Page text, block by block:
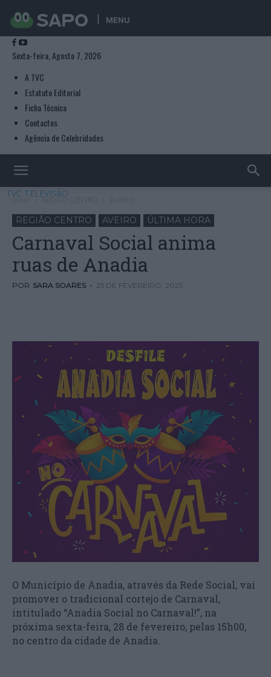
MENU
Sexta-feira, Agosto 7, 2026
A TVC
Estatuto Editorial
Ficha Técnica
Contactos
Agência de Celebridades
TVC TELEVISÃO
Início REGIÃO CENTRO
REGIÃO CENTRO AVEIRO ÚLTIMA HORA
Carnaval Social anima
ruas de Anadia
POR SARA SOARES - 25 DE FEVEREIRO, 2025
O Município de Anadia, através da Rede Social, vai
promover o tradicional cortejo de Carnaval,
intitulado “Anadia Social no Carnaval!”, na
próxima sexta-feira, 28 de fevereiro, pelas 15h00,
no centro da cidade de Anadia.